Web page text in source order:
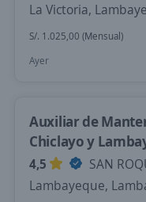
La Victoria,
S/. 1.025,00 (Mensual)
Ayer
Auxiliar de
Chiclayo y
4,5
SAN
Lambayeque,